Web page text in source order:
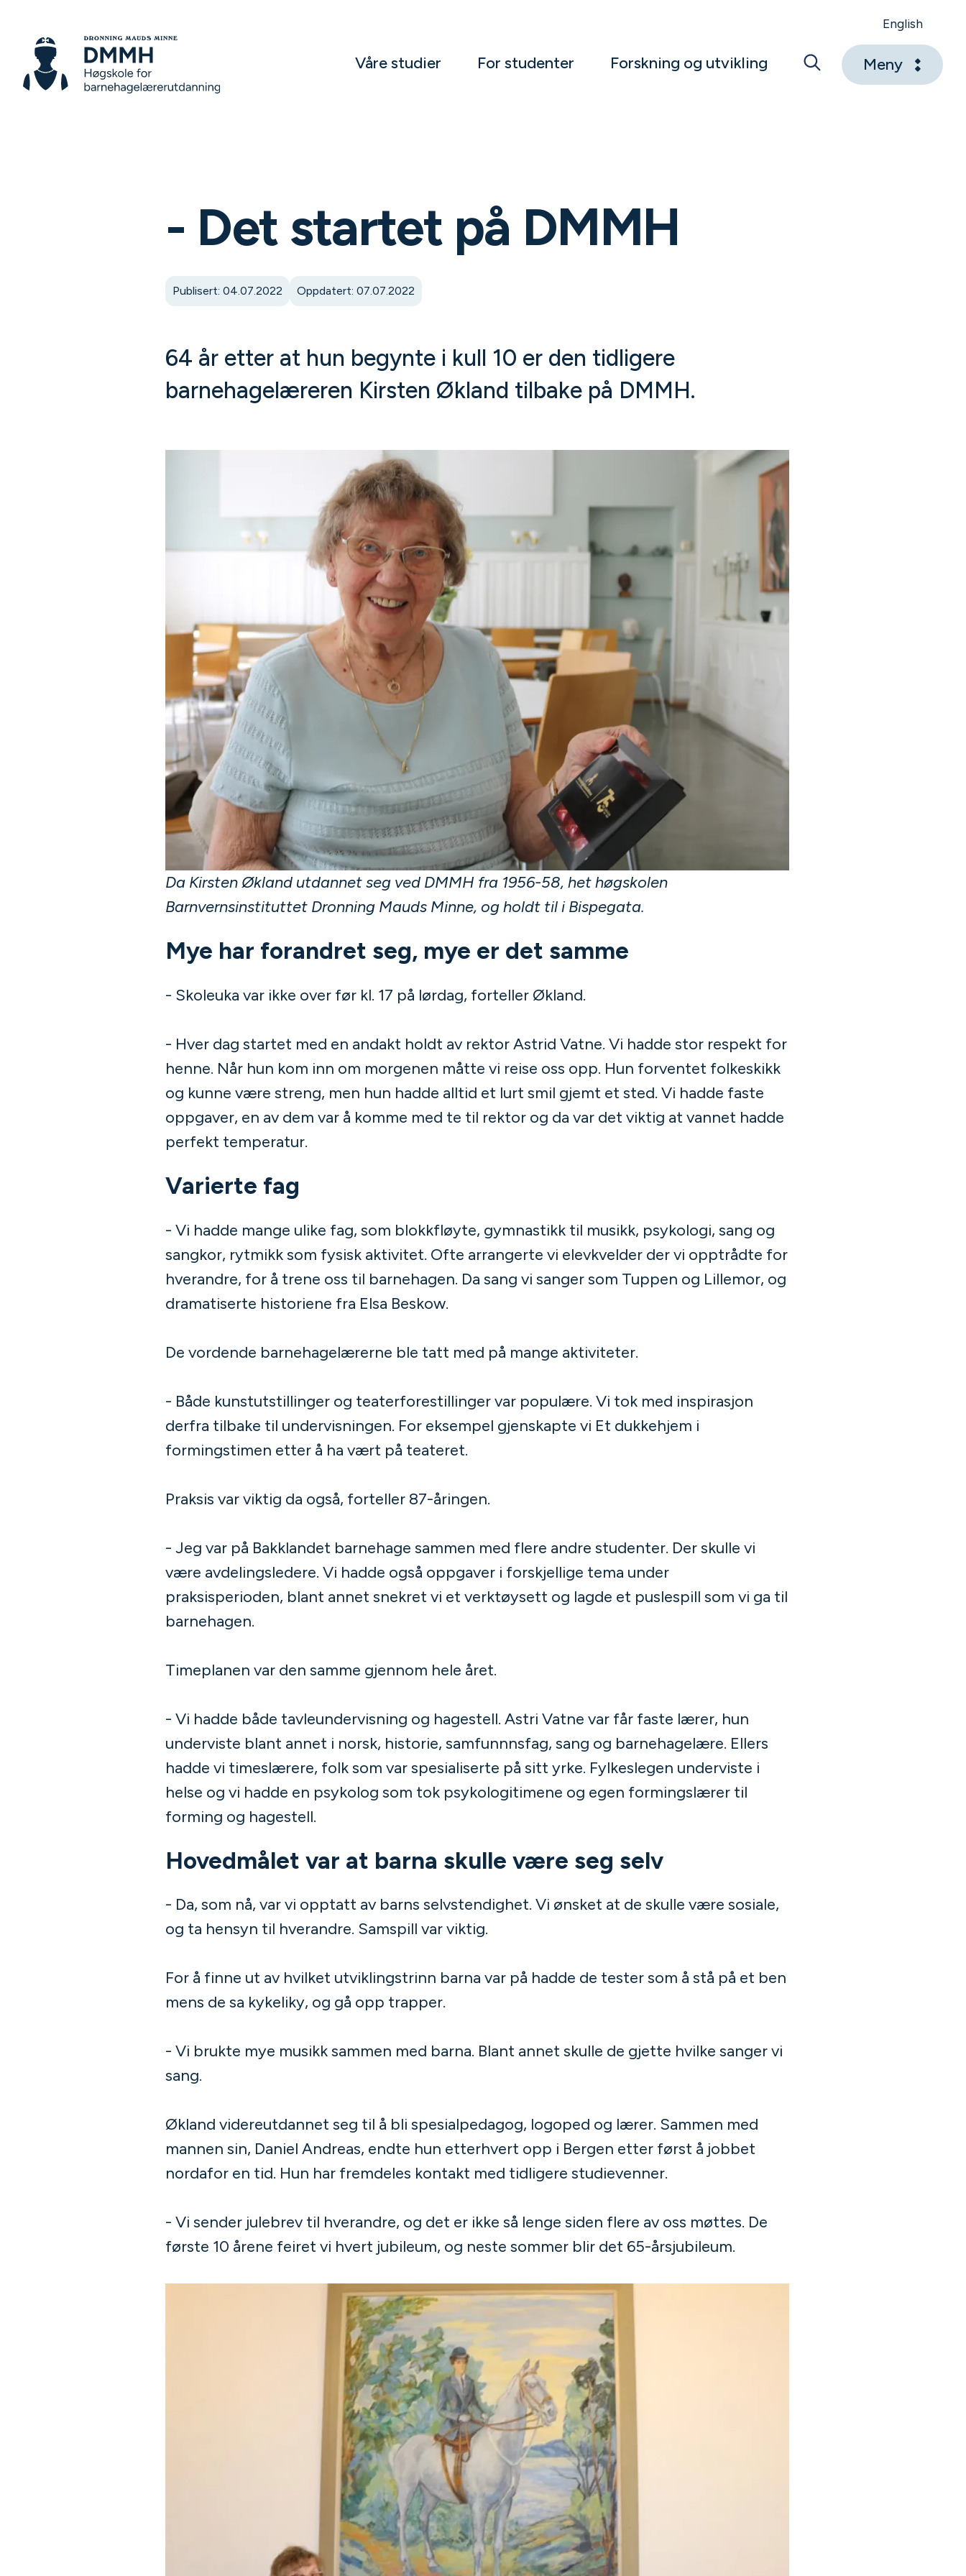
English
Våre studier For studenter Forskning og utvikling Meny
- Det startet på DMMH
Publisert: 04.07.2022 Oppdatert: 07.07.2022
64 år etter at hun begynte i kull 10 er den tidligere
barnehagelæreren Kirsten Økland tilbake på DMMH.
Da Kirsten Økland utdannet seg ved DMMH fra 1956-58, het høgskolen
Barnvernsinstituttet Dronning Mauds Minne, og holdt til i Bispegata.
Mye har forandret seg, mye er det samme
- Skoleuka var ikke over før kl. 17 på lørdag, forteller Økland.
- Hver dag startet med en andakt holdt av rektor Astrid Vatne. Vi hadde stor respekt for
henne. Når hun kom inn om morgenen måtte vi reise oss opp. Hun forventet folkeskikk
og kunne være streng, men hun hadde alltid et lurt smil gjemt et sted. Vi hadde faste
oppgaver, en av dem var å komme med te til rektor og da var det viktig at vannet hadde
perfekt temperatur.
Varierte fag
- Vi hadde mange ulike fag, som blokkfløyte, gymnastikk til musikk, psykologi, sang og
sangkor, rytmikk som fysisk aktivitet. Ofte arrangerte vi elevkvelder der vi opptrådte for
hverandre, for å trene oss til barnehagen. Da sang vi sanger som Tuppen og Lillemor, og
dramatiserte historiene fra Elsa Beskow.
De vordende barnehagelærerne ble tatt med på mange aktiviteter.
- Både kunstutstillinger og teaterforestillinger var populære. Vi tok med inspirasjon
derfra tilbake til undervisningen. For eksempel gjenskapte vi Et dukkehjem i
formingstimen etter å ha vært på teateret.
Praksis var viktig da også, forteller 87-åringen.
- Jeg var på Bakklandet barnehage sammen med flere andre studenter. Der skulle vi
være avdelingsledere. Vi hadde også oppgaver i forskjellige tema under
praksisperioden, blant annet snekret vi et verktøysett og lagde et puslespill som vi ga til
barnehagen.
Timeplanen var den samme gjennom hele året.
- Vi hadde både tavleundervisning og hagestell. Astri Vatne var får faste lærer, hun
underviste blant annet i norsk, historie, samfunnnsfag, sang og barnehagelære. Ellers
hadde vi timeslærere, folk som var spesialiserte på sitt yrke. Fylkeslegen underviste i
helse og vi hadde en psykolog som tok psykologitimene og egen formingslærer til
forming og hagestell.
Hovedmålet var at barna skulle være seg selv
- Da, som nå, var vi opptatt av barns selvstendighet. Vi ønsket at de skulle være sosiale,
og ta hensyn til hverandre. Samspill var viktig.
For å finne ut av hvilket utviklingstrinn barna var på hadde de tester som å stå på et ben
mens de sa kykeliky, og gå opp trapper.
- Vi brukte mye musikk sammen med barna. Blant annet skulle de gjette hvilke sanger vi
sang.
Økland videreutdannet seg til å bli spesialpedagog, logoped og lærer. Sammen med
mannen sin, Daniel Andreas, endte hun etterhvert opp i Bergen etter først å jobbet
nordafor en tid. Hun har fremdeles kontakt med tidligere studievenner.
- Vi sender julebrev til hverandre, og det er ikke så lenge siden flere av oss møttes. De
første 10 årene feiret vi hvert jubileum, og neste sommer blir det 65-årsjubileum.